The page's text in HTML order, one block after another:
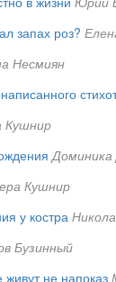
запах роз?
Несмиян
Кушнир
Кушнир
у костра
Бузинный
не напоказ